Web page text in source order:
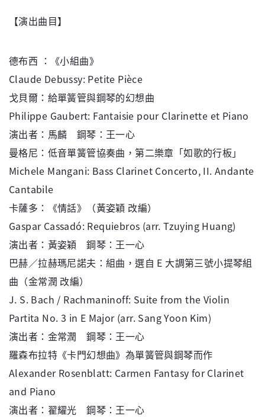
【演出曲目】
德布西 ：《小組曲》
Claude Debussy: Petite Pièce
戈貝爾：給單簧管與鋼琴的幻想曲
Philippe Gaubert: Fantaisie pour Clarinette et Piano
演出者：馬麟 鋼琴：王一心
曼格尼：低音單簧管協奏曲，第二樂章「如歌的行板」
Michele Mangani: Bass Clarinet Concerto, II. Andante
Cantabile
卡薩多：《情話》（黃姿穎 改編）
Gaspar Cassadó: Requiebros (arr. Tzuying Huang)
演出者：黃姿穎 鋼琴：王一心
巴赫／拉赫瑪尼諾夫：組曲，選自 E 大調第三號小提琴組
曲（金常潤 改編）
J. S. Bach / Rachmaninoff: Suite from the Violin
Partita No. 3 in E Major (arr. Sang Yoon Kim)
演出者：金常潤 鋼琴：王一心
羅森布拉特《卡門幻想曲》為單簧管與鋼琴而作
Alexander Rosenblatt: Carmen Fantasy for Clarinet
and Piano
演出者：翟耀光 鋼琴：王一心